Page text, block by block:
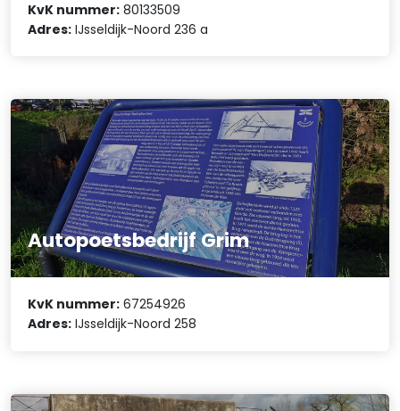
KvK nummer: 80133509
Adres: IJsseldijk-Noord 236 a
Autopoetsbedrijf Grim
KvK nummer: 67254926
Adres: IJsseldijk-Noord 258